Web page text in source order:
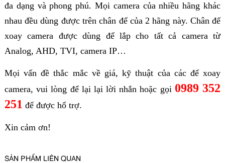
đa dạng và phong phú. Mọi camera của nhiều hãng khác
nhau đều dùng được trên chân đế của 2 hãng này. Chân đế
xoay camera được dùng để lắp cho tất cả camera từ
Analog, AHD, TVI, camera IP…
Mọi vấn đề thắc mắc về giá, kỹ thuật của các đế xoay
camera, vui lòng để lại lại lời nhắn hoặc gọi 0989 352
251 để được hổ trợ.
Xin cảm ơn!
SẢN PHẨM LIÊN QUAN